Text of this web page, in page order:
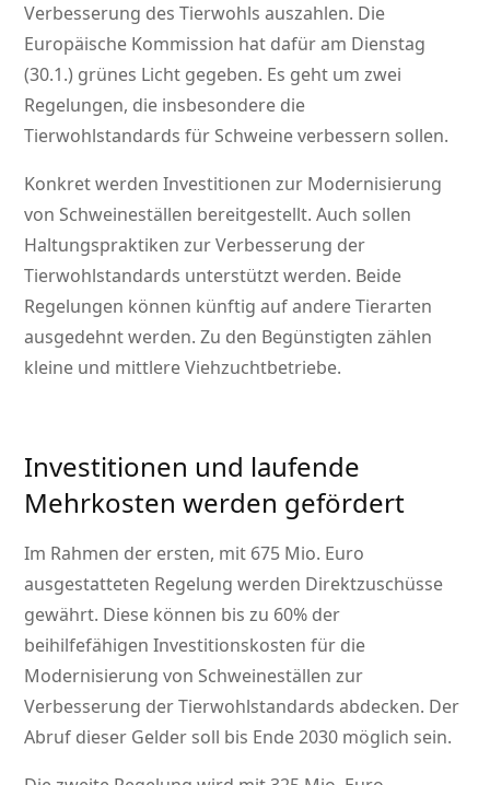
Verbesserung des Tierwohls auszahlen. Die
Europäische Kommission hat dafür am Dienstag
(30.1.) grünes Licht gegeben. Es geht um zwei
Regelungen, die insbesondere die
Tierwohlstandards für Schweine verbessern sollen.
Konkret werden Investitionen zur Modernisierung
von Schweineställen bereitgestellt. Auch sollen
Haltungspraktiken zur Verbesserung der
Tierwohlstandards unterstützt werden. Beide
Regelungen können künftig auf andere Tierarten
ausgedehnt werden. Zu den Begünstigten zählen
kleine und mittlere Viehzuchtbetriebe.
Investitionen und laufende
Mehrkosten werden gefördert
Im Rahmen der ersten, mit 675 Mio. Euro
ausgestatteten Regelung werden Direktzuschüsse
gewährt. Diese können bis zu 60% der
beihilfefähigen Investitionskosten für die
Modernisierung von Schweineställen zur
Verbesserung der Tierwohlstandards abdecken. Der
Abruf dieser Gelder soll bis Ende 2030 möglich sein.